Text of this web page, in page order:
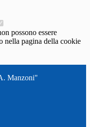
possono essere
nella pagina della cookie
Manzoni"